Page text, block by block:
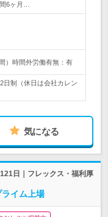
6ヶ月…
）時間外労働有無：有
制（休日は会社カレン
気になる
日｜フレックス・福利厚
イム上場